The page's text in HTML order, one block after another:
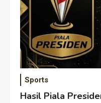
Sports
Hasil Piala